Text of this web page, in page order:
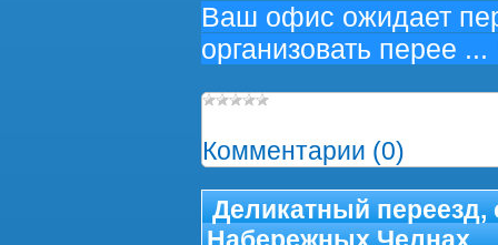
Ваш офис ожидает
организовать перее ...
Комментарии (0)
Деликатный переезд,